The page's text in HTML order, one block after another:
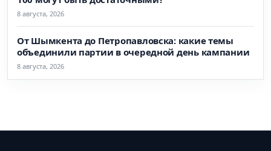
8 августа, 2026
От Шымкента до Петропавловска: какие темы
объединили партии в очередной день кампании
8 августа, 2026